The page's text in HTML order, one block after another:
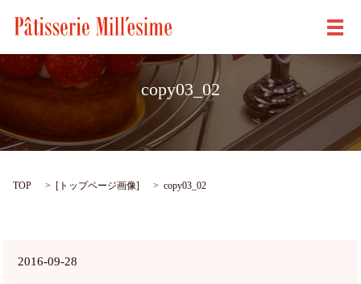
メ
copy03_02
TOP [ トップページ画像] copy03_02
2016-09-28